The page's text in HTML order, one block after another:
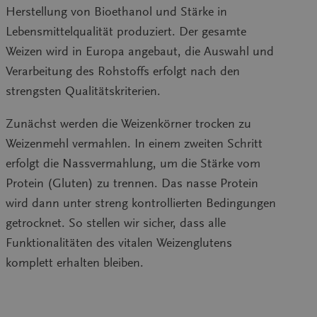
Herstellung von Bioethanol und Stärke in
Lebensmittelqualität produziert. Der gesamte
Weizen wird in Europa angebaut, die Auswahl und
Verarbeitung des Rohstoffs erfolgt nach den
strengsten Qualitätskriterien.
Zunächst werden die Weizenkörner trocken zu
Weizenmehl vermahlen. In einem zweiten Schritt
erfolgt die Nassvermahlung, um die Stärke vom
Protein (Gluten) zu trennen. Das nasse Protein
wird dann unter streng kontrollierten Bedingungen
getrocknet. So stellen wir sicher, dass alle
Funktionalitäten des vitalen Weizenglutens
komplett erhalten bleiben.